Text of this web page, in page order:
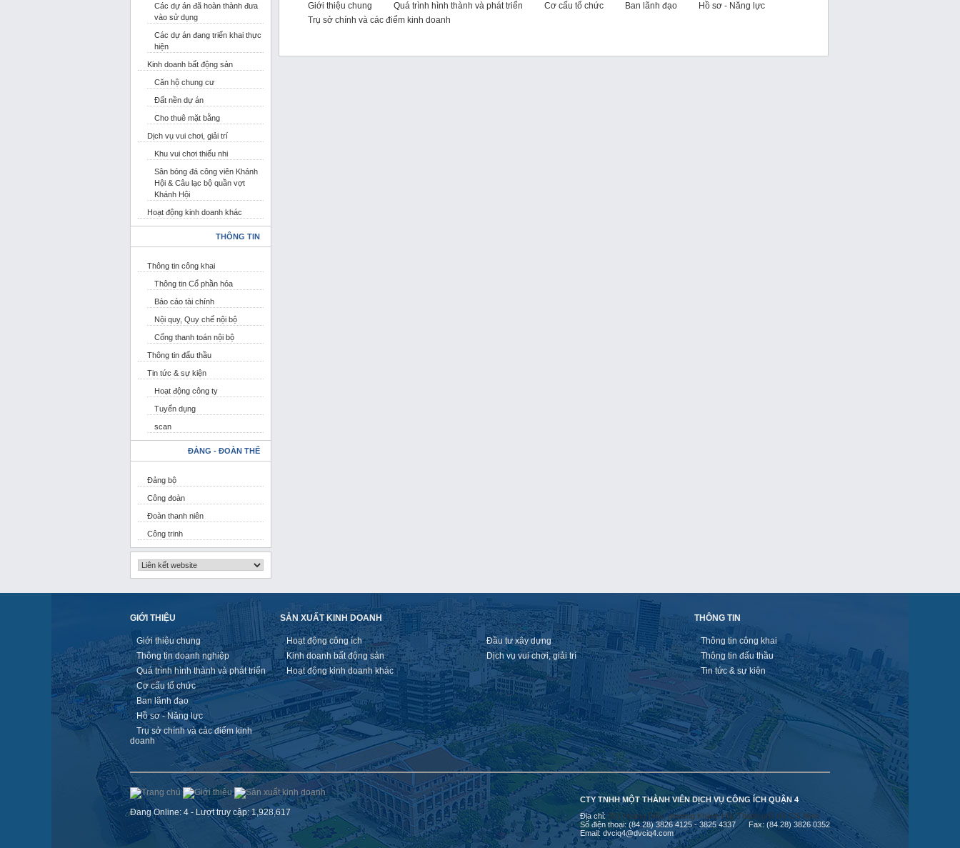
Các dự án đã hoàn thành đưa
vào sử dụng
Các dự án đang triển khai thực
hiện
Kinh doanh bất động sản
Căn hộ chung cư
Đất nền dự án
Cho thuê mặt bằng
Dịch vụ vui chơi, giải trí
Khu vui chơi thiếu nhi
Sân bóng đá công viên Khánh
Hội & Câu lạc bộ quần vợt
Khánh Hội
Hoạt động kinh doanh khác
THÔNG TIN
Thông tin công khai
Thông tin Cổ phần hóa
Báo cáo tài chính
Nội quy, Quy chế nội bộ
Cổng thanh toán nội bộ
Thông tin đấu thầu
Tin tức & sự kiện
Hoạt động công ty
Tuyển dụng
scan
ĐẢNG - ĐOÀN THỂ
Đảng bộ
Công đoàn
Đoàn thanh niên
Công trinh
Giới thiệu chung Quá trình hình thành và phát triển Cơ cấu tổ chức Ban lãnh đạo
Hồ sơ - Năng lực
Trụ sở chính và các điểm kinh doanh
GIỚI THIỆU
Giới thiệu chung
Thông tin doanh nghiệp
Quá trình hình thành và phát triển
Cơ cấu tổ chức
Ban lãnh đạo
Hồ sơ - Năng lực
Trụ sở chính và các điểm kinh
doanh
SẢN XUẤT KINH DOANH
Hoạt động công ích
Đầu tư xây dựng
Kinh doanh bất động sản
Dịch vụ vui chơi, giải trí
Hoạt động kinh doanh khác
THÔNG TIN
Thông tin công khai
Thông tin đấu thầu
Tin tức & sự kiện
Đang Online: 4 - Lượt truy cập: 1,928,617
CTY TNHH MỘT THÀNH VIÊN DỊCH VỤ CÔNG ÍCH QUẬN 4
Địa chỉ: 301 Hoàng Diệu, phường Khánh Hội, Thành phố Hồ Chí Minh
Số điện thoại: (84.28) 3826 4125 - 3825 4337 Fax: (84.28) 3826 0352
Email: dvciq4@dvciq4.com